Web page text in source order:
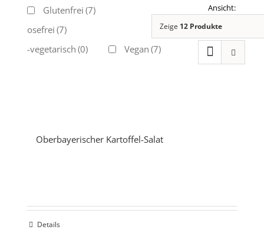
Glutenfrei (7)
Laktosefrei (7)
Ovo-vegetarisch (0) Vegan (7)
Zeige 12 Produkte
Oberbayerischer Kartoffel-Salat
Details